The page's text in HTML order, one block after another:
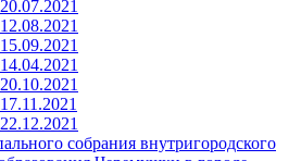
собрания внутригородского